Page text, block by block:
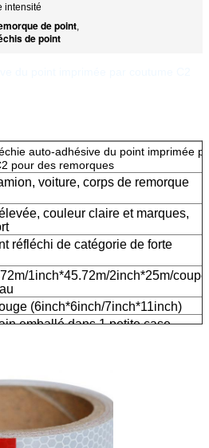
intensité
de point,
de point
auto-adhésive du point imprimée
pour des remorques
voiture, corps de remorque
couleur claire et marques,
réfléchi de catégorie de forte
1inch*45.72m/2inch*25m/
(6inch*6inch/7inch*11inch)
emballé dans 1 petite case,